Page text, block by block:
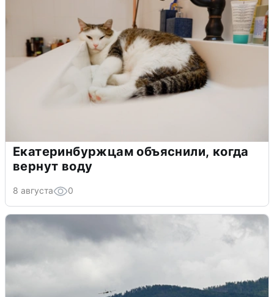
Екатеринбуржцам объяснили, когда
вернут воду
8 августа 0